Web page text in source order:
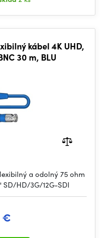
kábel 4K UHD,
30 m, BLU
a odolný 75 ohm
SD/HD/3G/12G-SDI
€